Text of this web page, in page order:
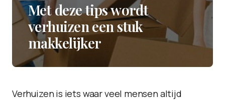
Met deze tips wordt
verhuizen een stuk
makkelijker
Verhuizen is iets waar veel mensen altijd